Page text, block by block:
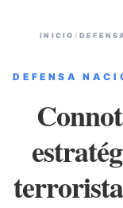
INICIO /
DEFENSA